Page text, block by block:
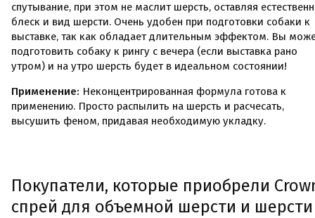
спутывание, при этом не маслит шерсть, оставляя
блеск и вид шерсти. Очень удобен при подготовки собаки к
выставке, так как обладает длительным эффектом. Вы
подготовить собаку к рингу с вечера (если выставка рано
утром) и на утро шерсть будет в идеальном состоянии!
Применение: Неконцентрированная формула готова к
применению. Просто распылить на шерсть и расчесать,
высушить феном, придавая необходимую укладку.
Покупатели, которые приобрели
спрей для объемной шерсти и